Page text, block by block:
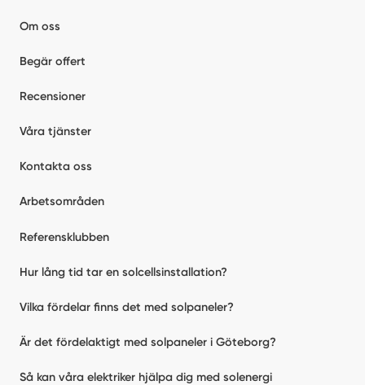
Om oss
Begär offert
Recensioner
Våra tjänster
Kontakta oss
Arbetsområden
Referensklubben
Hur lång tid tar en solcellsinstallation?
Vilka fördelar finns det med solpaneler?
Är det fördelaktigt med solpaneler i Göteborg?
Så kan våra elektriker hjälpa dig med solenergi